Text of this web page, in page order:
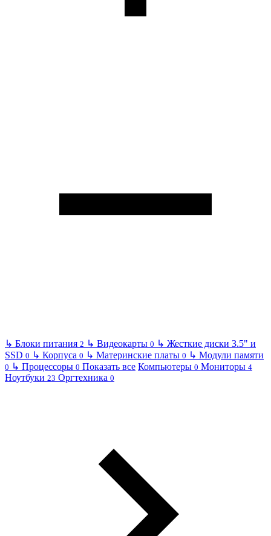
↳ Блоки питания 2 ↳ Видеокарты 0 ↳ Жесткие диски 3.5" и
SSD 0 ↳ Корпуса 0 ↳ Материнские платы 0 ↳ Модули памяти
0 ↳ Процессоры 0 Показать все Компьютеры 0 Мониторы 4
Ноутбуки 23 Оргтехника 0